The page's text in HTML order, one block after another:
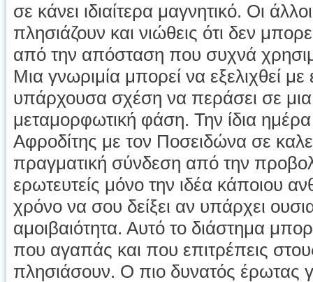
σε κάνει ιδιαίτερα μαγνητικό. Οι
πλησιάζουν και νιώθεις ότι δεν
από την απόσταση που συχνά
Μια γνωριμία μπορεί να εξελιχθεί
υπάρχουσα σχέση να περάσει σε μια
μεταμορφωτική φάση. Την ίδια
Αφροδίτης με τον Ποσειδώνα σε
πραγματική σύνδεση από την
ερωτευτείς μόνο την ιδέα κάποιου
χρόνο να σου δείξει αν υπάρχει
αμοιβαιότητα. Αυτό το διάστημα
που αγαπάς και που επιτρέπεις
πλησιάσουν. Ο πιο δυνατός έρωτας